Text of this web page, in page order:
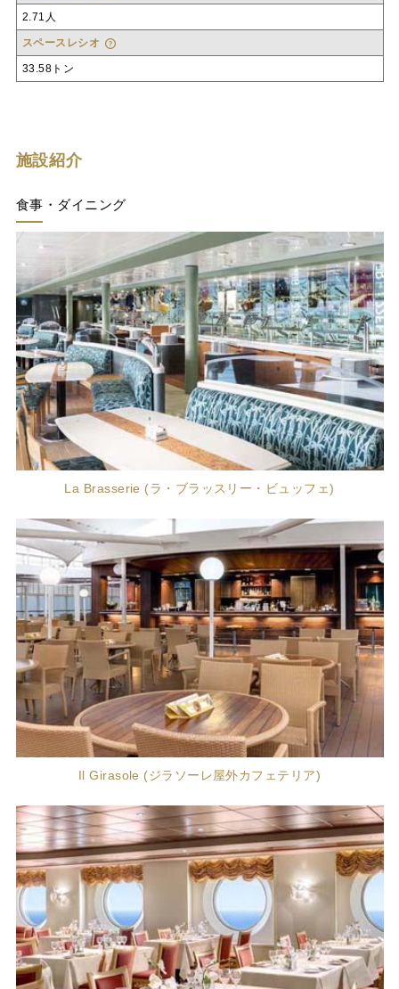
2.71人
スペースレシオ
33.58トン
施設紹介
食事・ダイニング
La Brasserie (ラ・ブラッスリー・ビュッフェ)
Il Girasole (ジラソーレ屋外カフェテリア)